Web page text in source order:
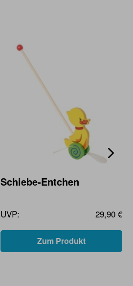
Schiebe-Entchen
UVP: 29,90 €
Zum Produkt